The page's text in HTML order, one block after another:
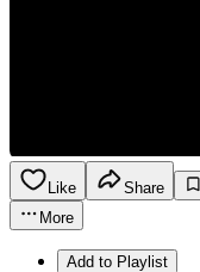
Like Share
More
Add to Playlist